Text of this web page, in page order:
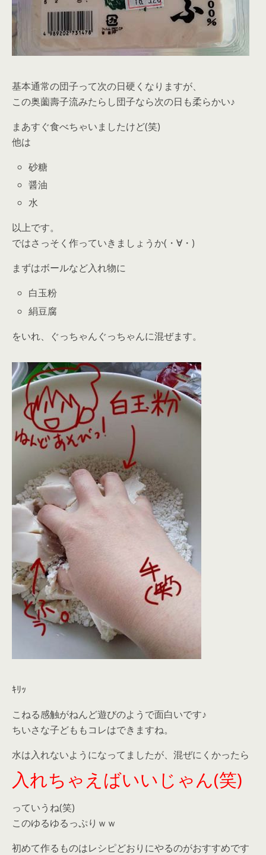
基本通常の団子って次の日硬くなりますが、
この奥薗壽子流みたらし団子なら次の日も柔らかい♪
まあすぐ食べちゃいましたけど(笑)
他は
砂糖
醤油
水
以上です。
ではさっそく作っていきましょうか(・∀・)
まずはボールなど入れ物に
白玉粉
絹豆腐
をいれ、ぐっちゃんぐっちゃんに混ぜます。
ｷﾘｯ
こねる感触がねんど遊びのようで面白いです♪
ちいさな子どももコレはできますね。
水は入れないようになってましたが、混ぜにくかったら
入れちゃえばいいじゃん(笑)
っていうね(笑)
このゆるゆるっぷりｗｗ
初めて作るものはレシピどおりにやるのがおすすめです